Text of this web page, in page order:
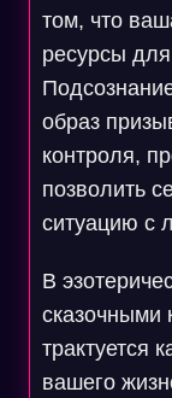
том, что
ресурсы для
образ
контроля,
позволить
ситуацию с
В
сказочными
трактуется
вашего